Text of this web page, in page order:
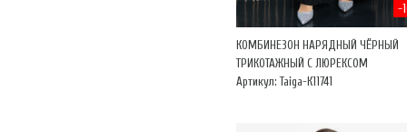
-
КОМБИНЕЗОН НАРЯДНЫЙ ЧЁРНЫЙ
ТРИКОТАЖНЫЙ С ЛЮРЕКСОМ
Артикул: Taiga-К11741